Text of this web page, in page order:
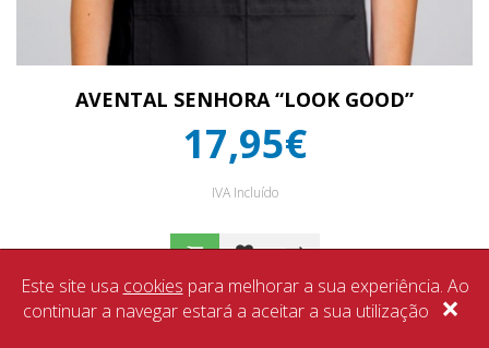
AVENTAL SENHORA “LOOK GOOD”
17,95€
IVA Incluído
Este site usa cookies para melhorar a sua experiência. Ao
continuar a navegar estará a aceitar a sua utilização ×